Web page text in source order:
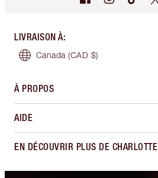
LIVRAISON À:
Canada (CAD $)
À PROPOS
AIDE
EN DÉCOUVRIR PLUS DE CHARLOTTE